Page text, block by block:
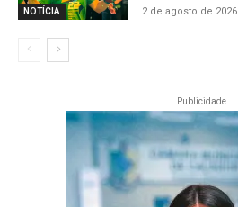
NOTÍCIA 2 de agosto de 2026
Publicidade